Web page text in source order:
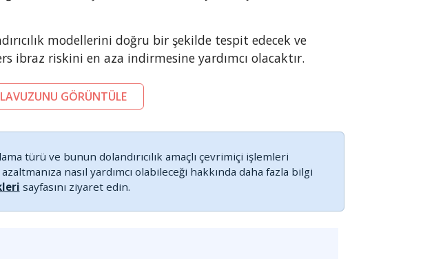
modellerini doğru bir şekilde tespit edecek ve
ibraz riskini en aza indirmesine yardımcı olacaktır.
GÖRÜNTÜLE
türü ve bunun dolandırıcılık amaçlı çevrimiçi işlemleri
nasıl yardımcı olabileceği hakkında daha fazla bilgi
sayfasını ziyaret edin.